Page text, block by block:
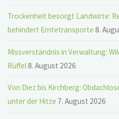
Trockenheit besorgt Landwirte:
behindert Erntetransporte 8.
Missverständnis in Verwaltung:
Rüffel8. August 2026
Von Diez bis Kirchberg:
unter der Hitze 7. August 2026